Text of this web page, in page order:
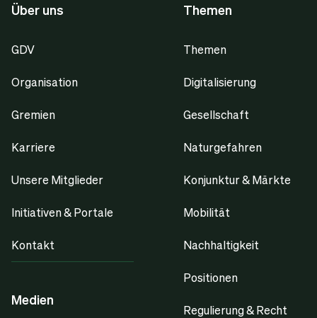
Über uns
GDV
Organisation
Gremien
Karriere
Unsere Mitglieder
Initiativen & Portale
Kontakt
Medien
Themen
Themen
Digitalisierung
Gesellschaft
Naturgefahren
Konjunktur & Märkte
Mobilität
Nachhaltigkeit
Positionen
Regulierung & Recht